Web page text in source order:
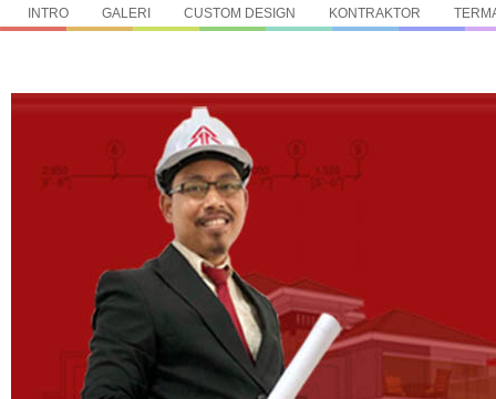
INTRO GALERI CUSTOM DESIGN KONTRAKTOR